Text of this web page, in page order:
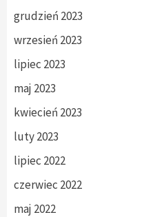
grudzień 2023
wrzesień 2023
lipiec 2023
maj 2023
kwiecień 2023
luty 2023
lipiec 2022
czerwiec 2022
maj 2022